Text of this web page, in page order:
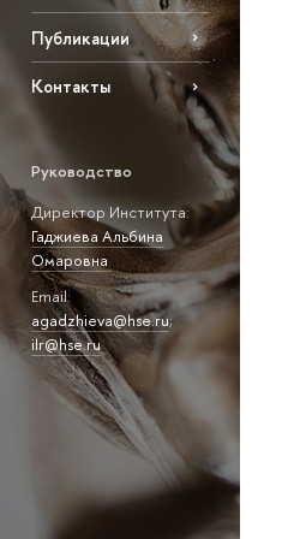
Публикации
Контакты
Руководство
Директор Института:
Гаджиева Альбина
Омаровна
Email:
agadzhieva@hse.ru;
ilr@hse.ru